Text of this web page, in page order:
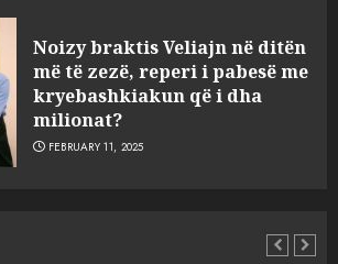
Noizy braktis Veliajn në ditën
më të zezë, reperi i pabesë me
kryebashkiakun që i dha
milionat?
FEBRUARY 11, 2025
sulmuan “One Albania”,
ngjarja u fsheh. A u vodhën
serverat?
MARCH 25, 2025